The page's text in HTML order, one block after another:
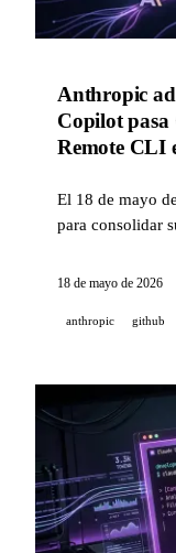
Anthropic
Copilot pasa
Remote CLI
El 18 de mayo
para consolidar
modo LTS
general en
18 de mayo de 2026
anthropic github